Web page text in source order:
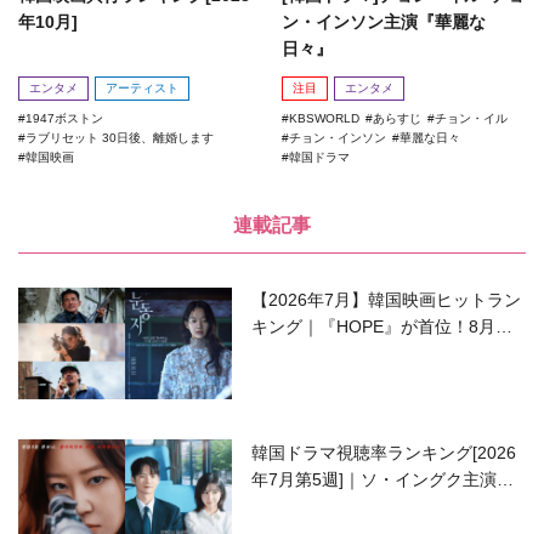
年10月]
エンタメ アーティスト
1947ボストン
ラブリセット 30日後、離婚します
韓国映画
ン・インソン主演『華麗な
日々』
注目 エンタメ
KBSWORLD あらすじ
チョン・イル
チョン・インソン
華麗な日々
韓国ドラマ
連載記事
【2026年7月】韓国映画ヒットラン
キング｜『HOPE』が首位！8月公
韓国ドラマ視聴率ランキング[2026
年7月第5週]｜ソ・イングク主演の